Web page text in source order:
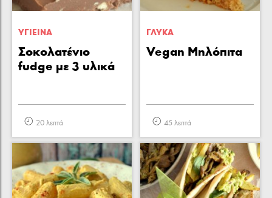
ΥΓΙΕΙΝA
Σοκολατένιο
fudge με 3 υλικά
20 λεπτά
ΓΛΥΚA
Vegan Μηλόπιτα
45 λεπτά